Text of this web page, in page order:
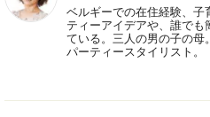
ベルギーでの在住経験、子
ティーアイデアや、誰でも
ている。三人の男の子の母
パーティースタイリスト。